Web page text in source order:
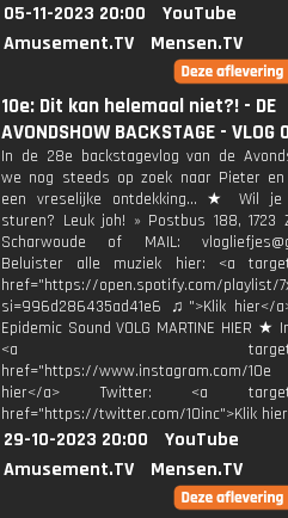
05-11-2023 20:00
YouTube
Amusement.TV
Mensen.TV
10e: Dit kan helemaal niet?! - DE
AVONDSHOW BACKSTAGE - VLOG
In de 28e backstagevlog van de
we nog steeds op zoek naar Pieter
een vreselijke ontdekking... ★ Wil
sturen? Leuk joh! » Postbus 188, 1723
Scharwoude of MAIL:
Beluister alle muziek hier: <a
href="https://open.spotify.com/playlist/
si=996d286435ad41e6 ♫">Klik hier</
Epidemic Sound VOLG MARTINE HIER ★
<a
href="https://www.instagram.com/
hier</a> Twitter: <a
href="https://twitter.com/10inc">Klik
29-10-2023 20:00
YouTube
Amusement.TV
Mensen.TV